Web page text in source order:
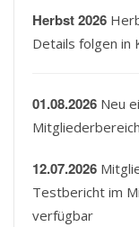
Herbst 2026
Details folgen in
01.08.2026 Neu
12.07.2026
Testbericht im
verfügbar